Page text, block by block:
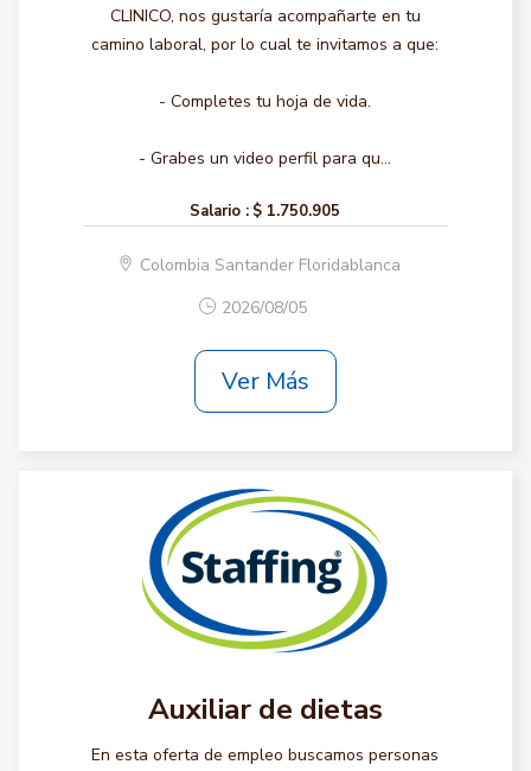
CLINICO, nos gustaría acompañarte en tu
camino laboral, por lo cual te invitamos a que:
- Completes tu hoja de vida.
- Grabes un video perfil para qu...
Salario : $ 1.750.905
Colombia Santander Floridablanca
2026/08/05
Ver Más
Auxiliar de dietas
En esta oferta de empleo buscamos personas